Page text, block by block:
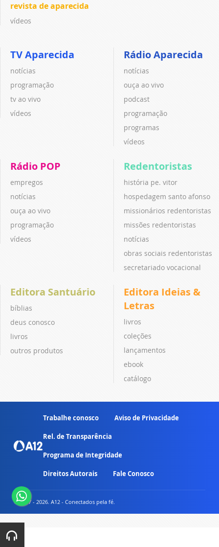
revista de aparecida
vídeos
TV Aparecida
notícias
programação
tv ao vivo
vídeos
Rádio Aparecida
notícias
ouça ao vivo
podcast
programação
programas
vídeos
Rádio POP
empregos
notícias
ouça ao vivo
programação
vídeos
Redentoristas
história pe. vitor
hospedagem santo afonso
missionários redentoristas
missões redentoristas
notícias
obras sociais redentoristas
secretariado vocacional
Editora Santuário
bíblias
deus conosco
livros
outros produtos
Editora Ideias &
Letras
livros
coleções
lançamentos
ebook
catálogo
Trabalhe conosco Aviso de Privacidade
Rel. de Transparência
Programa de Integridade
Direitos Autorais Fale Conosco
© 2007 - 2026. A12 - Conectados pela fé.